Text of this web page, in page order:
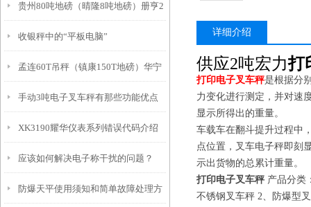
贵州80吨地磅（晴隆8吨地磅）册亨2
吨地磅）安龙5吨地磅维修
收银秤中的“平板电脑”
孟连60T吊秤（镇康150T地磅）华宁
电子吊秤）泸水100T汽车衡维修
手动3吨电子叉车秤有那些功能优点
XK3190耀华仪表系列错误代码介绍
应该如何解决电子称干扰的问题？
防爆天平使用须知和简单故障处理方
详细介绍
供应2吨宏力打
打印电子叉车秤是根据分
力变化进行测定，并对速
显示所得出的重量。
车载车在翻斗提升过程中
点位置，叉车电子秤即刻
示出货物的总累计重量。
打印电子叉车秤 产品分类
不锈钢叉车秤 2、防爆型